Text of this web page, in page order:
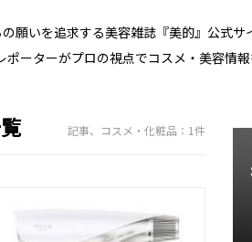
願いを追求する美容雑誌『美的』公式サ
ーターがプロの視点でコスメ・美容情報
記事、コスメ・化粧品：1件